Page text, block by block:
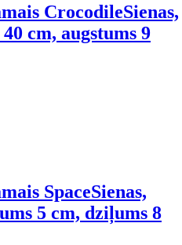
CrocodileSienas,
cm, augstums 9
SpaceSienas,
5 cm, dziļums 8